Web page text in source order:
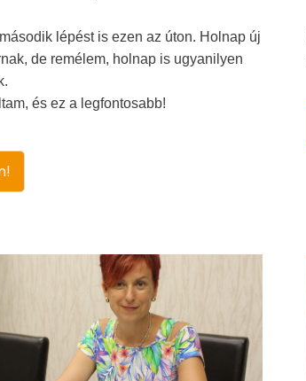
lépést is ezen az úton. Holnap új
de remélem, holnap is ugyanilyen
és ez a legfontosabb!